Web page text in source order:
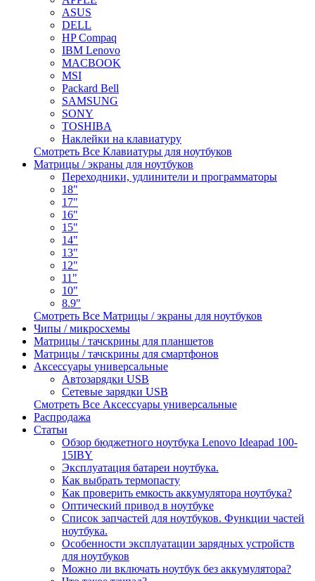
ASUS
DELL
HP Compaq
IBM Lenovo
MACBOOK
MSI
Packard Bell
SAMSUNG
SONY
TOSHIBA
Наклейки на клавиатуру
Смотреть Все Клавиатуры для ноутбуков
Матрицы / экраны для ноутбуков
Переходники, удлинители и программаторы
18"
17"
16"
15"
14"
13"
12"
11"
10"
8.9"
Смотреть Все Матрицы / экраны для ноутбуков
Чипы / микросхемы
Матрицы / тачскрины для планшетов
Матрицы / тачскрины для смартфонов
Аксессуары универсальные
Автозарядки USB
Сетевые зарядки USB
Смотреть Все Аксессуары универсальные
Распродажа
Статьи
Обзор бюджетного ноутбука Lenovo Ideapad 100-
15IBY
Эксплуатация батареи ноутбука.
Как выбрать термопасту
Как проверить емкость аккумулятора ноутбука?
Оптический привод в ноутбуке
Список запчастей для ноутбуков. Функции частей
ноутбука.
Особенности эксплуатации зарядных устройств
для ноутбуков
Можно ли включать ноутбук без аккумулятора?